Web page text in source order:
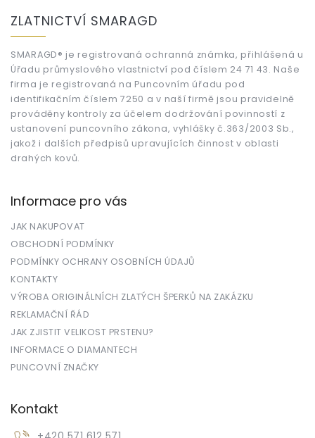
ZLATNICTVÍ SMARAGD
SMARAGD® je registrovaná ochranná známka, přihlášená u
Úřadu průmyslového vlastnictví pod číslem 24 71 43. Naše
firma je registrovaná na Puncovním úřadu pod
identifikačním číslem 7250 a v naší firmě jsou pravidelně
prováděny kontroly za účelem dodržování povinností z
ustanovení puncovního zákona, vyhlášky č.363/2003 Sb.,
jakož i dalších předpisů upravujících činnost v oblasti
drahých kovů.
Informace pro vás
JAK NAKUPOVAT
OBCHODNÍ PODMÍNKY
PODMÍNKY OCHRANY OSOBNÍCH ÚDAJŮ
KONTAKTY
VÝROBA ORIGINÁLNÍCH ZLATÝCH ŠPERKŮ NA ZAKÁZKU
REKLAMAČNÍ ŘÁD
JAK ZJISTIT VELIKOST PRSTENU?
INFORMACE O DIAMANTECH
PUNCOVNÍ ZNAČKY
Kontakt